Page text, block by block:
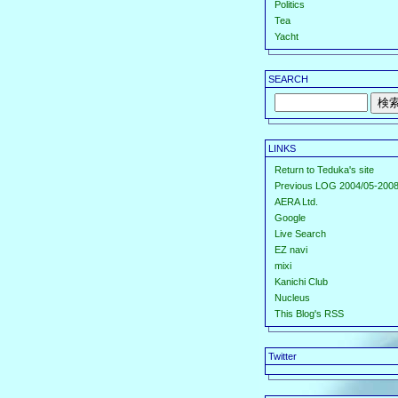
Politics
Tea
Yacht
SEARCH
LINKS
Return to Teduka's site
Previous LOG 2004/05-
AERA Ltd.
Google
Live Search
EZ navi
mixi
Kanichi Club
Nucleus
This Blog's RSS
Twitter